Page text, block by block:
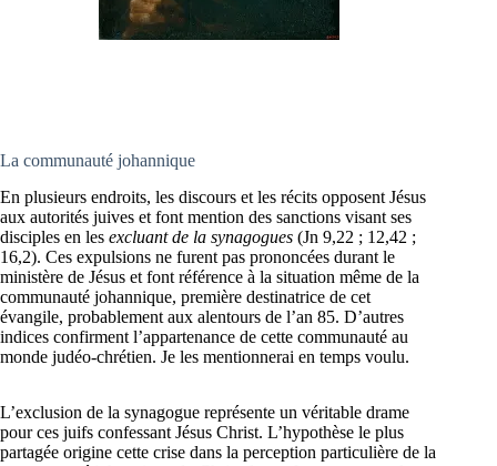
La communauté johannique
En plusieurs endroits, les discours et les récits opposent Jésus
aux autorités juives et font mention des sanctions visant ses
disciples en les excluant de la synagogues (Jn 9,22 ; 12,42 ;
16,2). Ces expulsions ne furent pas prononcées durant le
ministère de Jésus et font référence à la situation même de la
communauté johannique, première destinatrice de cet
évangile, probablement aux alentours de l’an 85. D’autres
indices confirment l’appartenance de cette communauté au
monde judéo-chrétien. Je les mentionnerai en temps voulu.
L’exclusion de la synagogue représente un véritable drame
pour ces juifs confessant Jésus Christ. L’hypothèse le plus
partagée origine cette crise dans la perception particulière de la